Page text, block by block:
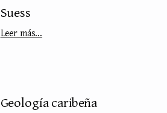
Suess
Leer más...
Geología caribeña